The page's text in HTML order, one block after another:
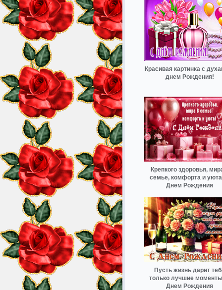
Красивая картинка с
днем Рождения!
Крепкого здоровья,
семье, комфорта и
Днем Рождения
Пусть жизнь дарит
только лучшие
Днем Рождения